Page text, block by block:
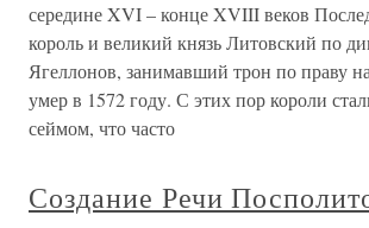
середине XVI – конце XVIII веков
король и великий князь Литовский по
Ягеллонов, занимавший трон по праву
умер в 1572 году. С этих пор короли
сеймом, что часто
Создание Речи